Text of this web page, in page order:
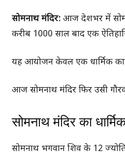
सोमनाथ मंदिर: आज देशभर में
करीब 1000 साल बाद एक
यह आयोजन केवल एक धार्मिक
आज सोमनाथ मंदिर फिर उसी
सोमनाथ मंदिर का
सोमनाथ भगवान शिव के 12